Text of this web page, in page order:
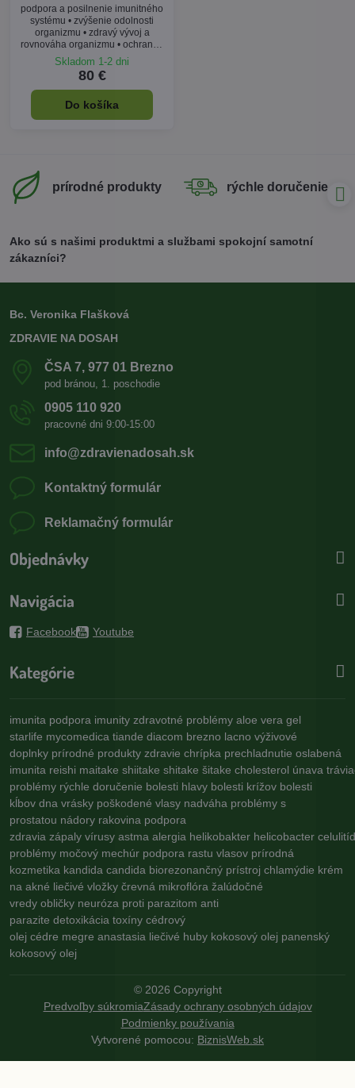
podpora a posilnenie imunitného
systému • zvýšenie odolnosti
organizmu • zdravý vývoj a
rovnováha organizmu • ochranný
štít organizmu proti vírusom,
baktériám a plesniam
Skladom 1-2 dni
80 €
Do košíka
prírodné produkty rýchle doručenie
Ako sú s našimi produktmi a službami spokojní samotní
zákazníci?
Bc. Veronika Flašková
ZDRAVIE NA DOSAH
ČSA 7, 977 01 Brezno
pod bránou, 1. poschodie
0905 110 920
pracovné dni 9:00-15:00
info​@zdravienadosah​.sk
Kontaktný formulár
Reklamačný formulár
Objednávky
Navigácia
Facebook Youtube
Kategórie
imunita podpora imunity zdravotné problémy aloe vera gel
starlife mycomedica tiande diacom brezno lacno výživové
doplnky prírodné produkty zdravie chrípka prechladnutie oslabená
imunita reishi maitake shiitake shitake šitake cholesterol únava
problémy rýchle doručenie bolesti hlavy bolesti krížov bolesti
kĺbov dna vrásky poškodené vlasy nadváha problémy s
prostatou nádory rakovina podpora
zdravia zápaly vírusy astma alergia helikobakter helicobacter
problémy močový mechúr podpora rastu vlasov prírodná
kozmetika kandida candida biorezonančný prístroj chlamýdie krém
na akné liečivé vložky črevná mikroflóra žalúdočné
vredy obličky neuróza proti parazitom anti
parazite detoxikácia toxíny cédrový
olej cédre megre anastasia liečivé huby kokosový olej panenský
kokosový olej
© 2026 Copyright
Predvoľby súkromiaZásady ochrany osobných údajov
Podmienky používania
Vytvorené pomocou: BiznisWeb.sk